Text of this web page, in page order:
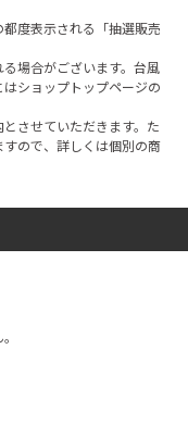
度表示される「抽選販売
場合がございます。台風
ショップトップページの
させていただきます。た
ので、詳しくは個別の商